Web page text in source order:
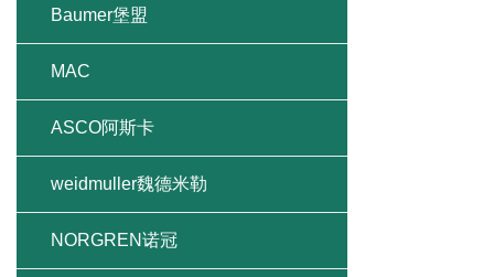
Baumer堡盟
MAC
ASCO阿斯卡
weidmuller魏德米勒
NORGREN诺冠